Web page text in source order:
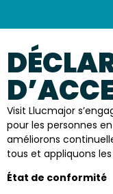
Visit Llucmajor
pour les personnes
améliorons
tous et appliquons
État de conformité